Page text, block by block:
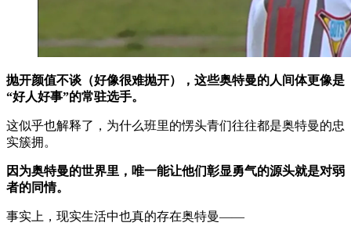
抛开颜值不谈（好像很难抛开），这些奥特曼的人间体更像是
“好人好事”的常驻选手。
这似乎也解释了，为什么班里的愣头青们往往都是奥特曼的忠
实簇拥。
因为奥特曼的世界里，唯一能让他们彰显勇气的源头就是对弱
者的同情。
事实上，现实生活中也真的存在奥特曼——